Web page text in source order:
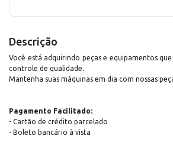
Descrição
Você está adquirindo peças e equipamentos
controle de qualidade.
Mantenha suas máquinas em dia com nossas
Pagamento Facilitado:
- Cartão de crédito parcelado
- Boleto bancário à vista